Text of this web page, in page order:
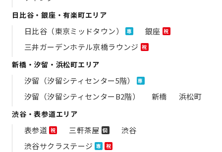
日比谷・銀座・有楽町エリア
日比谷（東京ミッドタウン） 専 銀座 祝
三井ガーデンホテル京橋ラウンジ 祝
新橋・汐留・浜松町エリア
汐留（汐留シティセンター5階） 専
汐留（汐留シティセンターB2階） 新橋 浜松町
渋谷・表参道エリア
表参道 祝 三軒茶屋 個
渋谷
渋谷サクラステージ 専 祝